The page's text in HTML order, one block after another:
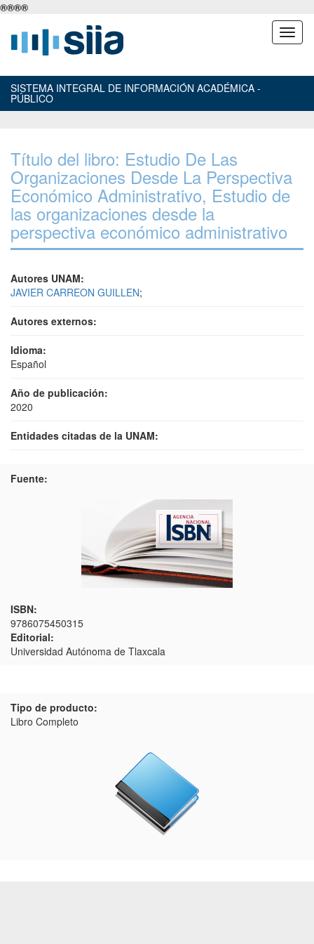
®®®®
SISTEMA INTEGRAL DE INFORMACIÓN ACADÉMICA -
PÚBLICO
Título del libro: Estudio De Las
Organizaciones Desde La Perspectiva
Económico Administrativo, Estudio de
las organizaciones desde la
perspectiva económico administrativo
Autores UNAM:
JAVIER CARREON GUILLEN;
Autores externos:
Idioma:
Español
Año de publicación:
2020
Entidades citadas de la UNAM:
Fuente:
ISBN:
9786075450315
Editorial:
Universidad Autónoma de Tlaxcala
Tipo de producto:
Libro Completo